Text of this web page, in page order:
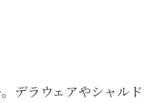
デラウェアやシャルド